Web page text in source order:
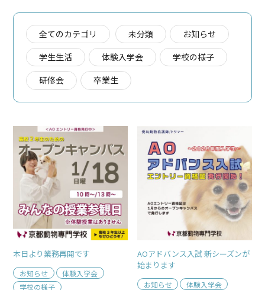
全てのカテゴリ 未分類
お知らせ
学生生活
体験入学会
学校の様子
研修会
卒業生
本日より業務再開です
お知らせ
体験入学会
学校の様子
AOアドバンス入試 新シーズンが
始まります
お知らせ
体験入学会